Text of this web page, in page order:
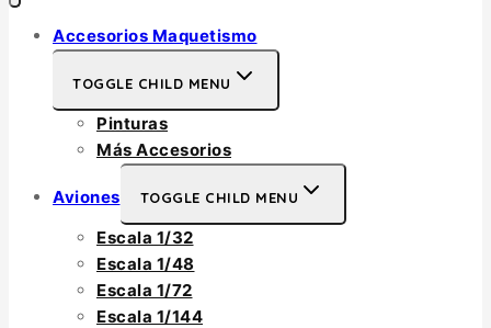
Accesorios Maquetismo
TOGGLE CHILD MENU
Pinturas
Más Accesorios
Aviones TOGGLE CHILD MENU
Escala 1/32
Escala 1/48
Escala 1/72
Escala 1/144